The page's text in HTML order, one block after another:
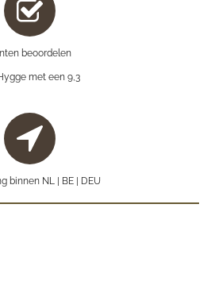
beoordelen
met een 9,3
binnen NL | BE | DEU